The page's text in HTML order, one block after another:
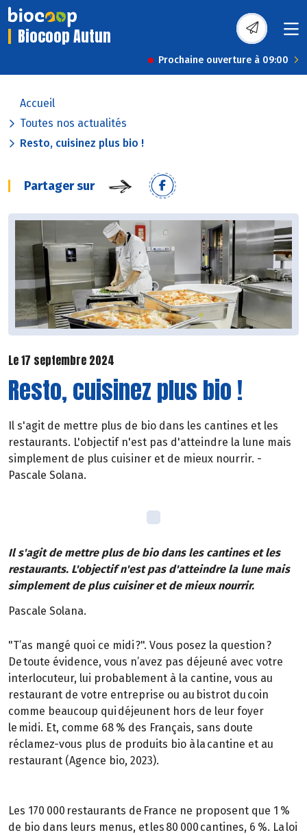
Biocoop Autun
Prochaine ouverture à 09:00
Accueil
Toutes nos actualités
Resto, cuisinez plus bio !
Partager sur
Le 17 septembre 2024
Resto, cuisinez plus bio !
Il s'agit de mettre plus de bio dans les cantines et les
restaurants. L'objectif n'est pas d'atteindre la lune mais
simplement de plus cuisiner et de mieux nourrir. -
Pascale Solana.
Il s'agit de mettre plus de bio dans les cantines et les
restaurants. L'objectif n'est pas d'atteindre la lune mais
simplement de plus cuisiner et de mieux nourrir.
Pascale Solana.
"T’as mangé quoi ce midi ?". Vous posez la question ?
De toute évidence, vous n’avez pas déjeuné avec votre
interlocuteur, lui probablement à la cantine, vous au
restaurant de votre entreprise ou au bistrot du coin
comme beaucoup qui déjeunent hors de leur foyer
le midi. Et, comme 68 % des Français, sans doute
réclamez-vous plus de produits bio à la cantine et au
restaurant (Agence bio, 2023).
Les 170 000 restaurants de France ne proposent que 1 %
de bio dans leurs menus, et les 80 000 cantines, 6 %. La loi